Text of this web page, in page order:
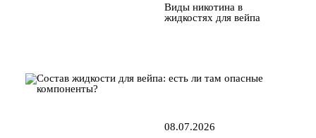
Виды никотина в
жидкостях для вейпа
08.07.2026